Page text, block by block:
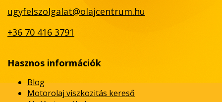
ugyfelszolgalat@olajcentrum.hu
+36 70 416 3791
Hasznos információk
Blog
Motorolaj viszkozitás kereső